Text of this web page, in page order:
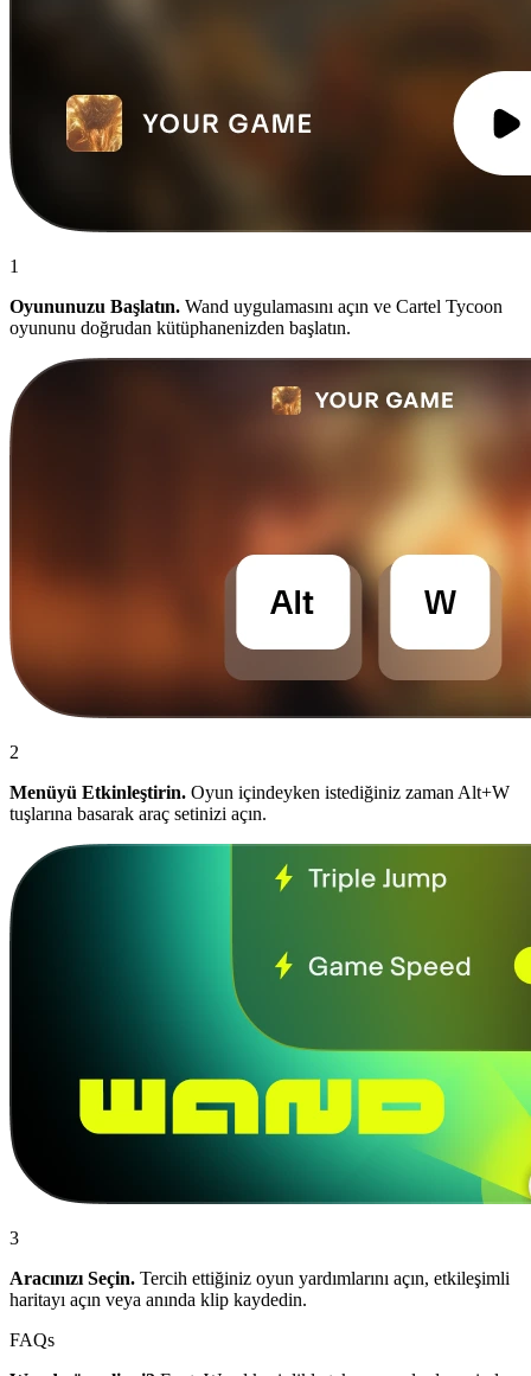
1
Oyununuzu Başlatın. Wand uygulamasını açın ve Cartel Tycoon
oyununu doğrudan kütüphanenizden başlatın.
2
Menüyü Etkinleştirin. Oyun içindeyken istediğiniz zaman Alt+W
tuşlarına basarak araç setinizi açın.
3
Aracınızı Seçin. Tercih ettiğiniz oyun yardımlarını açın, etkileşimli
haritayı açın veya anında klip kaydedin.
FAQs